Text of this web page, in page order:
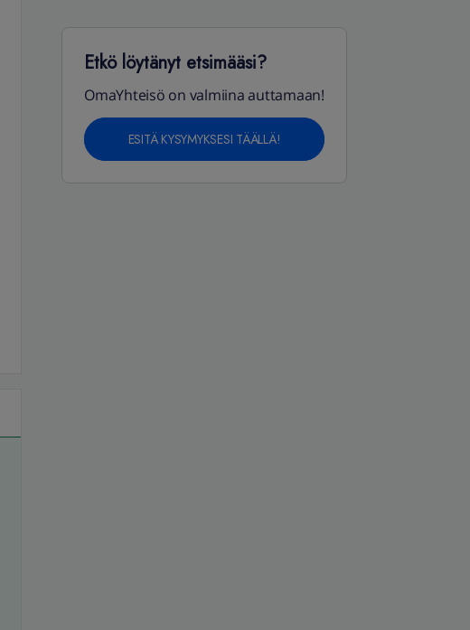
Etkö löytänyt etsimääsi?
OmaYhteisö on valmiina auttamaan!
ESITÄ KYSYMYKSESI TÄÄLLÄ!